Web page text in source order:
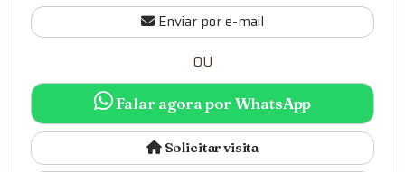
Enviar por e-mail
OU
Falar agora por WhatsApp
Solicitar visita